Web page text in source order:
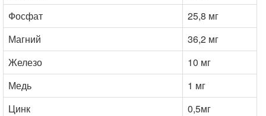
Фосфат
25,8 мг
Магний
36,2 мг
Железо
10 мг
Медь
1 мг
Цинк
0,5мг